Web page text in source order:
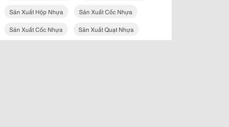
Sản Xuất Hộp Nhựa Sản Xuất Cốc Nhựa
Sản Xuất Cốc Nhựa Sản Xuất Quạt Nhựa